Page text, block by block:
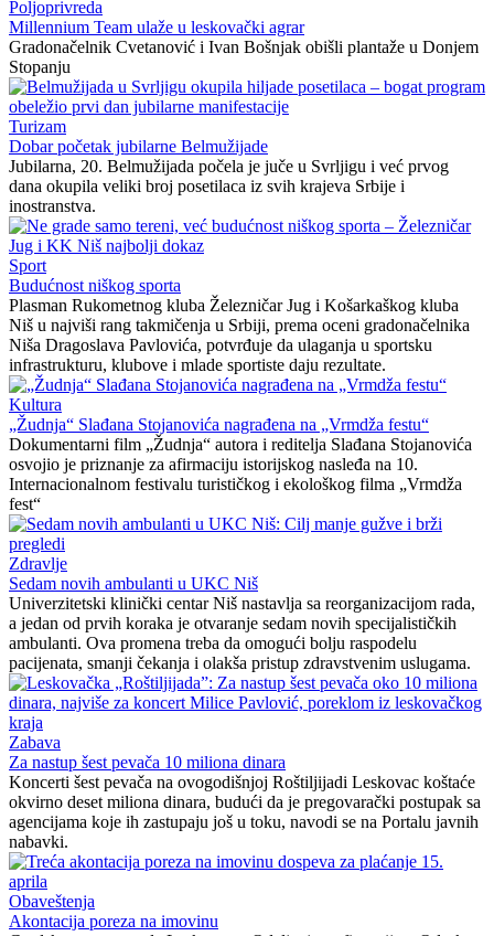
Poljoprivreda
Millennium Team ulaže u leskovački agrar
Gradonačelnik Cvetanović i Ivan Bošnjak obišli plantaže u Donjem
Stopanju
Turizam
Dobar početak jubilarne Belmužijade
Jubilarna, 20. Belmužijada počela je juče u Svrljigu i već prvog
dana okupila veliki broj posetilaca iz svih krajeva Srbije i
inostranstva.
Sport
Budućnost niškog sporta
Plasman Rukometnog kluba Železničar Jug i Košarkaškog kluba
Niš u najviši rang takmičenja u Srbiji, prema oceni gradonačelnika
Niša Dragoslava Pavlovića, potvrđuje da ulaganja u sportsku
infrastrukturu, klubove i mlade sportiste daju rezultate.
Kultura
„Žudnja“ Slađana Stojanovića nagrađena na „Vrmdža festu“
Dokumentarni film „Žudnja“ autora i reditelja Slađana Stojanovića
osvojio je priznanje za afirmaciju istorijskog nasleđa na 10.
Internacionalnom festivalu turističkog i ekološkog filma „Vrmdža
fest“
Zdravlje
Sedam novih ambulanti u UKC Niš
Univerzitetski klinički centar Niš nastavlja sa reorganizacijom rada,
a jedan od prvih koraka je otvaranje sedam novih specijalističkih
ambulanti. Ova promena treba da omogući bolju raspodelu
pacijenata, smanji čekanja i olakša pristup zdravstvenim uslugama.
Zabava
Za nastup šest pevača 10 miliona dinara
Koncerti šest pevača na ovogodišnjoj Roštiljijadi Leskovac koštaće
okvirno deset miliona dinara, budući da je pregovarački postupak sa
agencijama koje ih zastupaju još u toku, navodi se na Portalu javnih
nabavki.
Obaveštenja
Akontacija poreza na imovinu